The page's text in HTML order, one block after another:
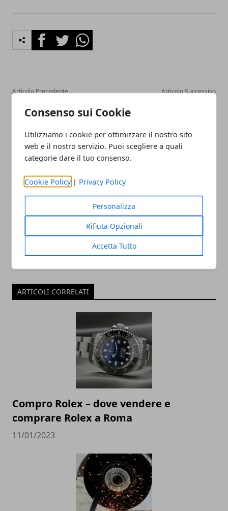
Consenso sui Cookie
Utilizziamo i cookie per ottimizzare il nostro sito
web e il nostro servizio. Puoi scegliere a quali
categorie dare il tuo consenso.
Cookie Policy | Privacy Policy
Personalizza
Rifiuta Opzionali
Accetta Tutto
FacebookTwitterWhatsapp
Articolo Precedente
l'amianto in Sicilia
Articolo Successivo
fotografo per matrimonio
Redazione
ARTICOLI CORRELATI
Compro Rolex – dove vendere e
comprare Rolex a Roma
11/01/2023